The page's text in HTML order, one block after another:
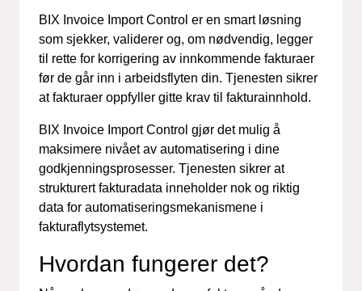
BIX Invoice Import Control er en smart løsning
som sjekker, validerer og, om nødvendig, legger
til rette for korrigering av innkommende fakturaer
før de går inn i arbeidsflyten din. Tjenesten sikrer
at fakturaer oppfyller gitte krav til fakturainnhold.
BIX Invoice Import Control gjør det mulig å
maksimere nivået av automatisering i dine
godkjenningsprosesser. Tjenesten sikrer at
strukturert fakturadata inneholder nok og riktig
data for automatiseringsmekanismene i
fakturaflytsystemet.
Hvordan fungerer det?